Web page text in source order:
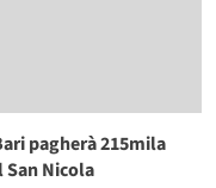
pagherà 215mila
Nicola